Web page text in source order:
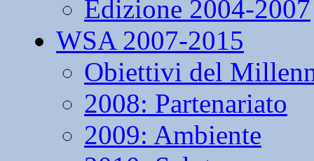
Edizione 2004-2007
WSA 2007-2015
Obiettivi del
2008: Partenariato
2009: Ambiente